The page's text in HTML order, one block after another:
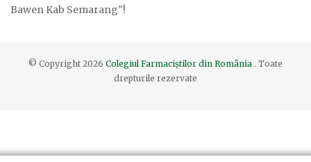
Bawen Kab Semarang"!
© Copyright 2026 Colegiul Farmaciștilor din România . Toate
drepturile rezervate